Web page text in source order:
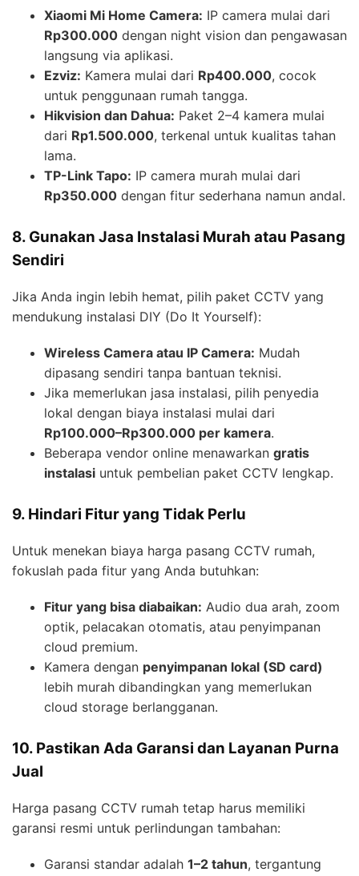
Xiaomi Mi Home Camera: IP camera mulai dari
Rp300.000 dengan night vision dan pengawasan
langsung via aplikasi.
Ezviz: Kamera mulai dari Rp400.000, cocok
untuk penggunaan rumah tangga.
Hikvision dan Dahua: Paket 2–4 kamera mulai
dari Rp1.500.000, terkenal untuk kualitas tahan
lama.
TP-Link Tapo: IP camera murah mulai dari
Rp350.000 dengan fitur sederhana namun andal.
8. Gunakan Jasa Instalasi Murah atau Pasang
Sendiri
Jika Anda ingin lebih hemat, pilih paket CCTV yang
mendukung instalasi DIY (Do It Yourself):
Wireless Camera atau IP Camera: Mudah
dipasang sendiri tanpa bantuan teknisi.
Jika memerlukan jasa instalasi, pilih penyedia
lokal dengan biaya instalasi mulai dari
Rp100.000–Rp300.000 per kamera.
Beberapa vendor online menawarkan gratis
instalasi untuk pembelian paket CCTV lengkap.
9. Hindari Fitur yang Tidak Perlu
Untuk menekan biaya harga pasang CCTV rumah,
fokuslah pada fitur yang Anda butuhkan:
Fitur yang bisa diabaikan: Audio dua arah, zoom
optik, pelacakan otomatis, atau penyimpanan
cloud premium.
Kamera dengan penyimpanan lokal (SD card)
lebih murah dibandingkan yang memerlukan
cloud storage berlangganan.
10. Pastikan Ada Garansi dan Layanan Purna
Jual
Harga pasang CCTV rumah tetap harus memiliki
garansi resmi untuk perlindungan tambahan:
Garansi standar adalah 1–2 tahun, tergantung